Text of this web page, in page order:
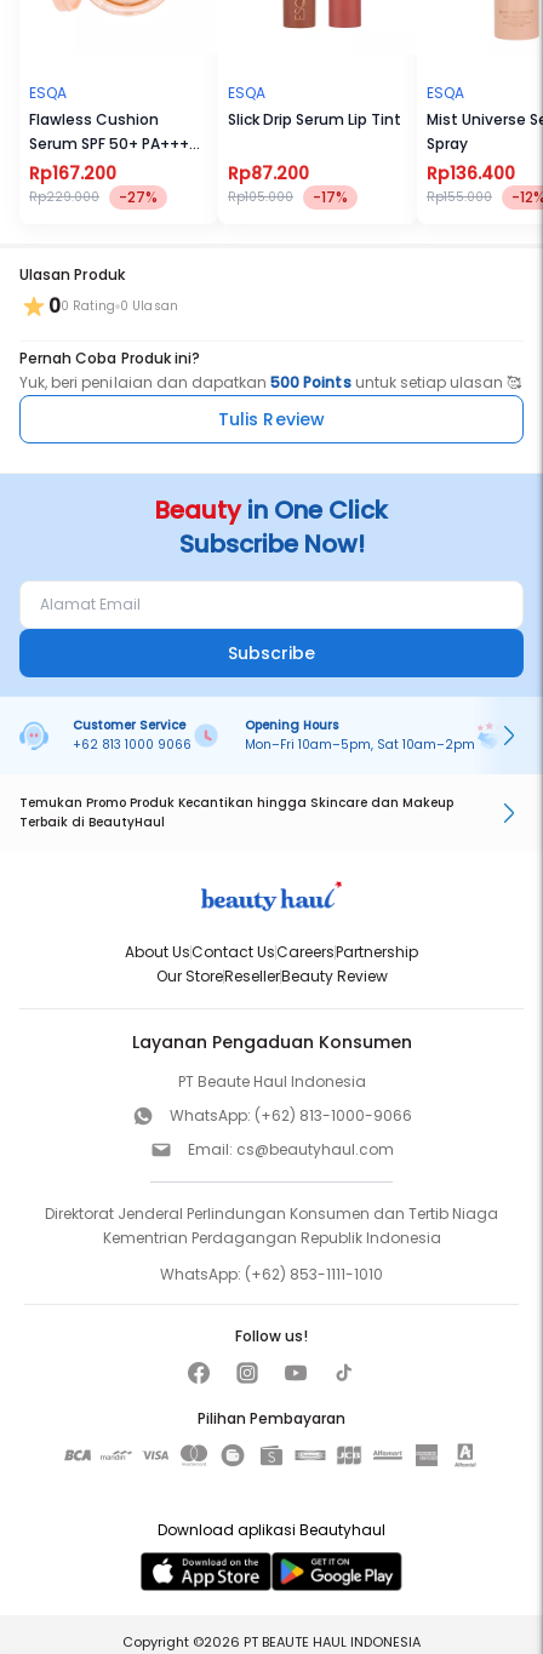
ESQA
Flawless Cushion
Serum SPF 50+ PA+++
Satin (New Packaging)
Rp167.200
Rp229.000 -27%
ESQA
Slick Drip Serum Lip Tint
Rp87.200
Rp105.000 -17%
ESQA
Mist Universe
Spray
Rp136.400
Rp155.000 -
Ulasan Produk
00 Rating 0 Ulasan
Pernah Coba Produk ini?
Yuk, beri penilaian dan dapatkan500 Pointsuntuk setiap ulasan 🥰
Tulis Review
Beautyin One Click
Subscribe Now!
Subscribe
Customer Service
+62 813 1000 9066
Opening Hours
Mon–Fri 10am–5pm, Sat 10am–2pm
Temukan Promo Produk Kecantikan hingga Skincare dan Makeup
Terbaik di BeautyHaul
About UsContact UsCareersPartnership
Our StoreResellerBeauty Review
Layanan Pengaduan Konsumen
PT Beaute Haul Indonesia
WhatsApp: (+62) 813-1000-9066
Email: cs@beautyhaul.com
Direktorat Jenderal Perlindungan Konsumen dan Tertib Niaga
Kementrian Perdagangan Republik Indonesia
WhatsApp: (+62) 853-1111-1010
Pilihan Pembayaran
Follow us!
Download aplikasi Beautyhaul
Copyright ©2026 PT BEAUTE HAUL INDONESIA